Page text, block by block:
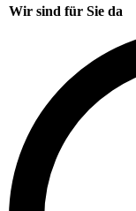
Wir sind für Sie da